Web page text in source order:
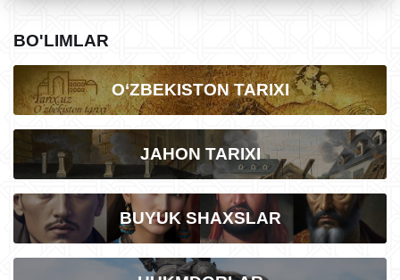
BO'LIMLAR
O‘ZBEKISTON TARIXI
JAHON TARIXI
BUYUK SHAXSLAR